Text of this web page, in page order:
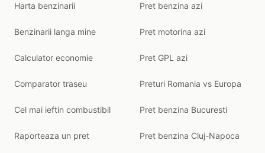
Harta benzinarii
Benzinarii langa mine
Calculator economie
Comparator traseu
Cel mai ieftin combustibil
Raporteaza un pret
Pret benzina azi
Pret motorina azi
Pret GPL azi
Preturi Romania vs Europa
Pret benzina Bucuresti
Pret benzina Cluj-Napoca